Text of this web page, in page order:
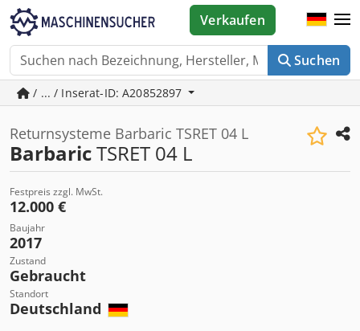
Suchen
Verkaufen
/ ... / Inserat-ID: A20852897
Returnsysteme Barbaric TSRET 04 L
BarbaricTSRET 04 L
Festpreis zzgl. MwSt.
12.000 €
Baujahr
2017
Zustand
Gebraucht
Standort
Deutschland